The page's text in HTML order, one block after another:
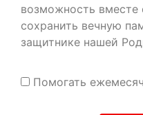
возможность вместе
сохранить вечную
защитнике нашей
Помогать